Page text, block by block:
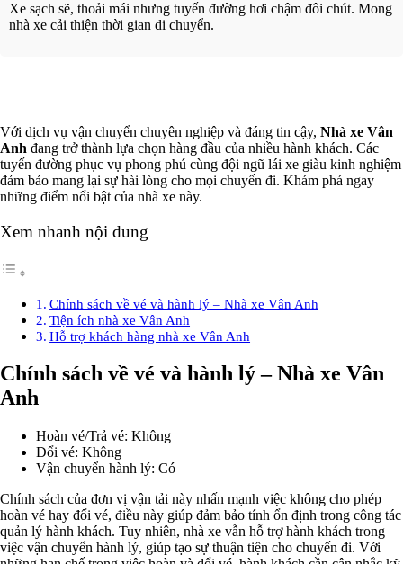
Xe sạch sẽ, thoải mái nhưng tuyến đường hơi chậm đôi chút. Mong
nhà xe cải thiện thời gian di chuyển.
Với dịch vụ vận chuyển chuyên nghiệp và đáng tin cậy, Nhà xe Vân
Anh đang trở thành lựa chọn hàng đầu của nhiều hành khách. Các
tuyến đường phục vụ phong phú cùng đội ngũ lái xe giàu kinh nghiệm
đảm bảo mang lại sự hài lòng cho mọi chuyến đi. Khám phá ngay
những điểm nổi bật của nhà xe này.
Xem nhanh nội dung
Chính sách về vé và hành lý – Nhà xe Vân Anh
Tiện ích nhà xe Vân Anh
Hỗ trợ khách hàng nhà xe Vân Anh
Chính sách về vé và hành lý – Nhà xe Vân
Anh
Hoàn vé/Trả vé: Không
Đổi vé: Không
Vận chuyển hành lý: Có
Chính sách của đơn vị vận tải này nhấn mạnh việc không cho phép
hoàn vé hay đổi vé, điều này giúp đảm bảo tính ổn định trong công tác
quản lý hành khách. Tuy nhiên, nhà xe vẫn hỗ trợ hành khách trong
việc vận chuyển hành lý, giúp tạo sự thuận tiện cho chuyến đi. Với